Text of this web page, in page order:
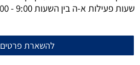
שעות פעילות א-ה בין השעות 9:00 - 17:00
להשארת פרטים